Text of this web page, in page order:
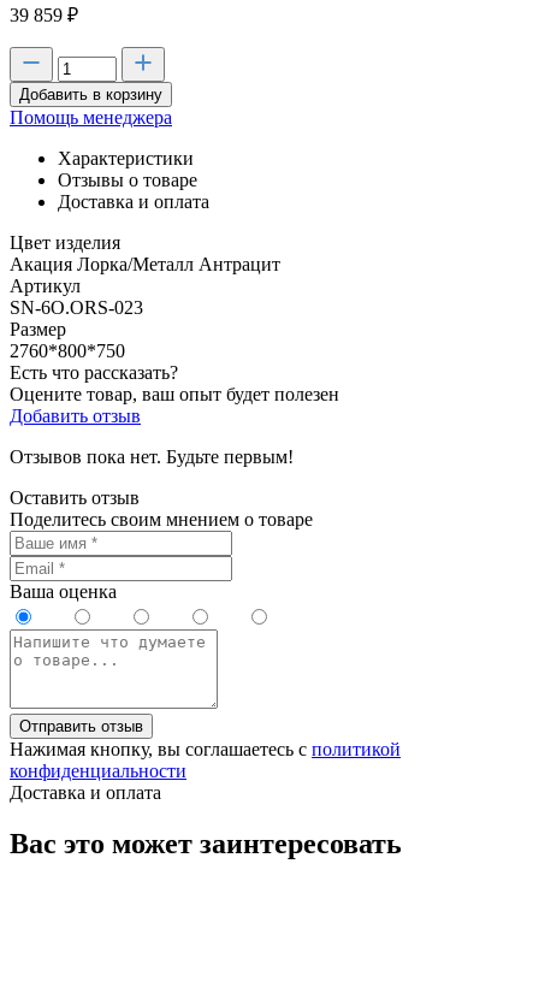
39 859 ₽
Добавить в корзину
Помощь менеджера
Характеристики
Отзывы о товаре
Доставка и оплата
Цвет изделия
Акация Лорка/Металл Антрацит
Артикул
SN-6O.ORS-023
Размер
2760*800*750
Есть что рассказать?
Оцените товар, ваш опыт будет полезен
Добавить отзыв
Отзывов пока нет. Будьте первым!
Оставить отзыв
Поделитесь своим мнением о товаре
Ваша оценка
Отправить отзыв
Нажимая кнопку, вы соглашаетесь с политикой
конфиденциальности
Доставка и оплата
Вас это может заинтересовать